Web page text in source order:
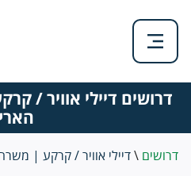
דרושים דיילי אוויר /
דרושים \דיילי אוויר / קרקע |